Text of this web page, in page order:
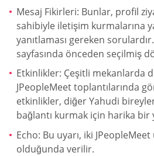
Mesaj Fikirleri: Bunlar, profil
sahibiyle iletişim kurmalarına
yanıtlaması gereken
sayfasında önceden seçilmiş
Etkinlikler: Çeşitli mekanlarda
JPeopleMeet toplantılarında
etkinlikler, diğer Yahudi
bağlantı kurmak için harika bir
Echo: Bu uyarı, iki
olduğunda verilir.